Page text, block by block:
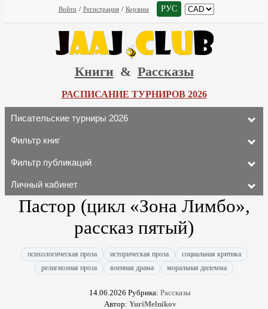
Войти / Регистрация / Корзина РУС
Книги & Рассказы
РАСПИСАНИЕ ТУРНИРОВ 2026
Писательские турниры 2026
Фильтр книг
Фильтр публикаций
Личный кабинет
Пастор (цикл «Зона Лимбо»,
рассказ пятый)
психологическая проза историческая проза
социальная критика
религиозная проза
военная драма моральная дилемма
14.06.2026 Рубрика: Рассказы
Автор: YuriMelnikov